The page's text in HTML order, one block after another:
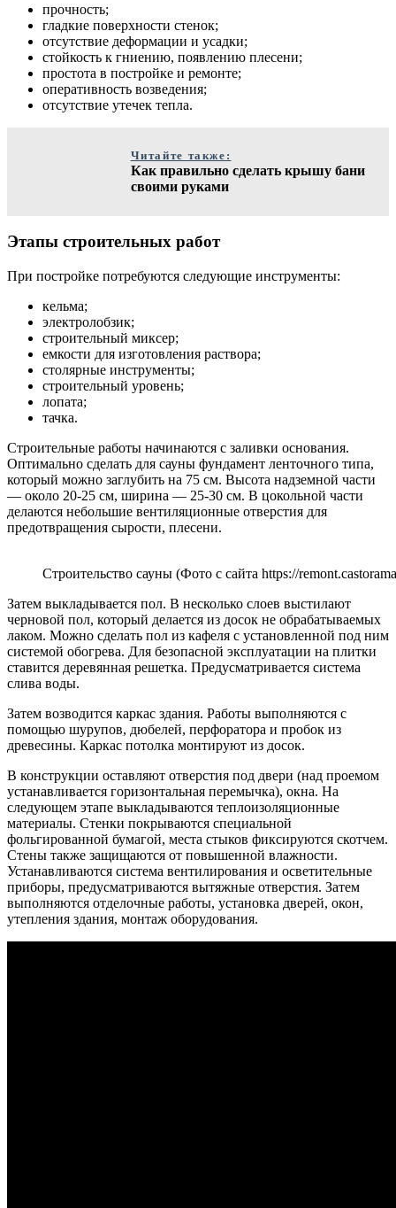
прочность;
гладкие поверхности стенок;
отсутствие деформации и усадки;
стойкость к гниению, появлению плесени;
простота в постройке и ремонте;
оперативность возведения;
отсутствие утечек тепла.
Читайте также:
Как правильно сделать крышу бани
своими руками
Этапы строительных работ
При постройке потребуются следующие инструменты:
кельма;
электролобзик;
строительный миксер;
емкости для изготовления раствора;
столярные инструменты;
строительный уровень;
лопата;
тачка.
Строительные работы начинаются с заливки основания.
Оптимально сделать для сауны фундамент ленточного типа,
который можно заглубить на 75 см. Высота надземной части
— около 20-25 см, ширина — 25-30 см. В цокольной части
делаются небольшие вентиляционные отверстия для
предотвращения сырости, плесени.
Строительство сауны (Фото с сайта https://
Затем выкладывается пол. В несколько слоев выстилают
черновой пол, который делается из досок не обрабатываемых
лаком. Можно сделать пол из кафеля с установленной под ним
системой обогрева. Для безопасной эксплуатации на плитки
ставится деревянная решетка. Предусматривается система
слива воды.
Затем возводится каркас здания. Работы выполняются с
помощью шурупов, дюбелей, перфоратора и пробок из
древесины. Каркас потолка монтируют из досок.
В конструкции оставляют отверстия под двери (над проемом
устанавливается горизонтальная перемычка), окна. На
следующем этапе выкладываются теплоизоляционные
материалы. Стенки покрываются специальной
фольгированной бумагой, места стыков фиксируются скотчем.
Стены также защищаются от повышенной влажности.
Устанавливаются система вентилирования и осветительные
приборы, предусматриваются вытяжные отверстия. Затем
выполняются отделочные работы, установка дверей, окон,
утепления здания, монтаж оборудования.